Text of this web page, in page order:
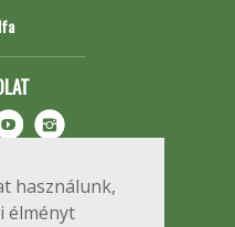
használunk,
élményt